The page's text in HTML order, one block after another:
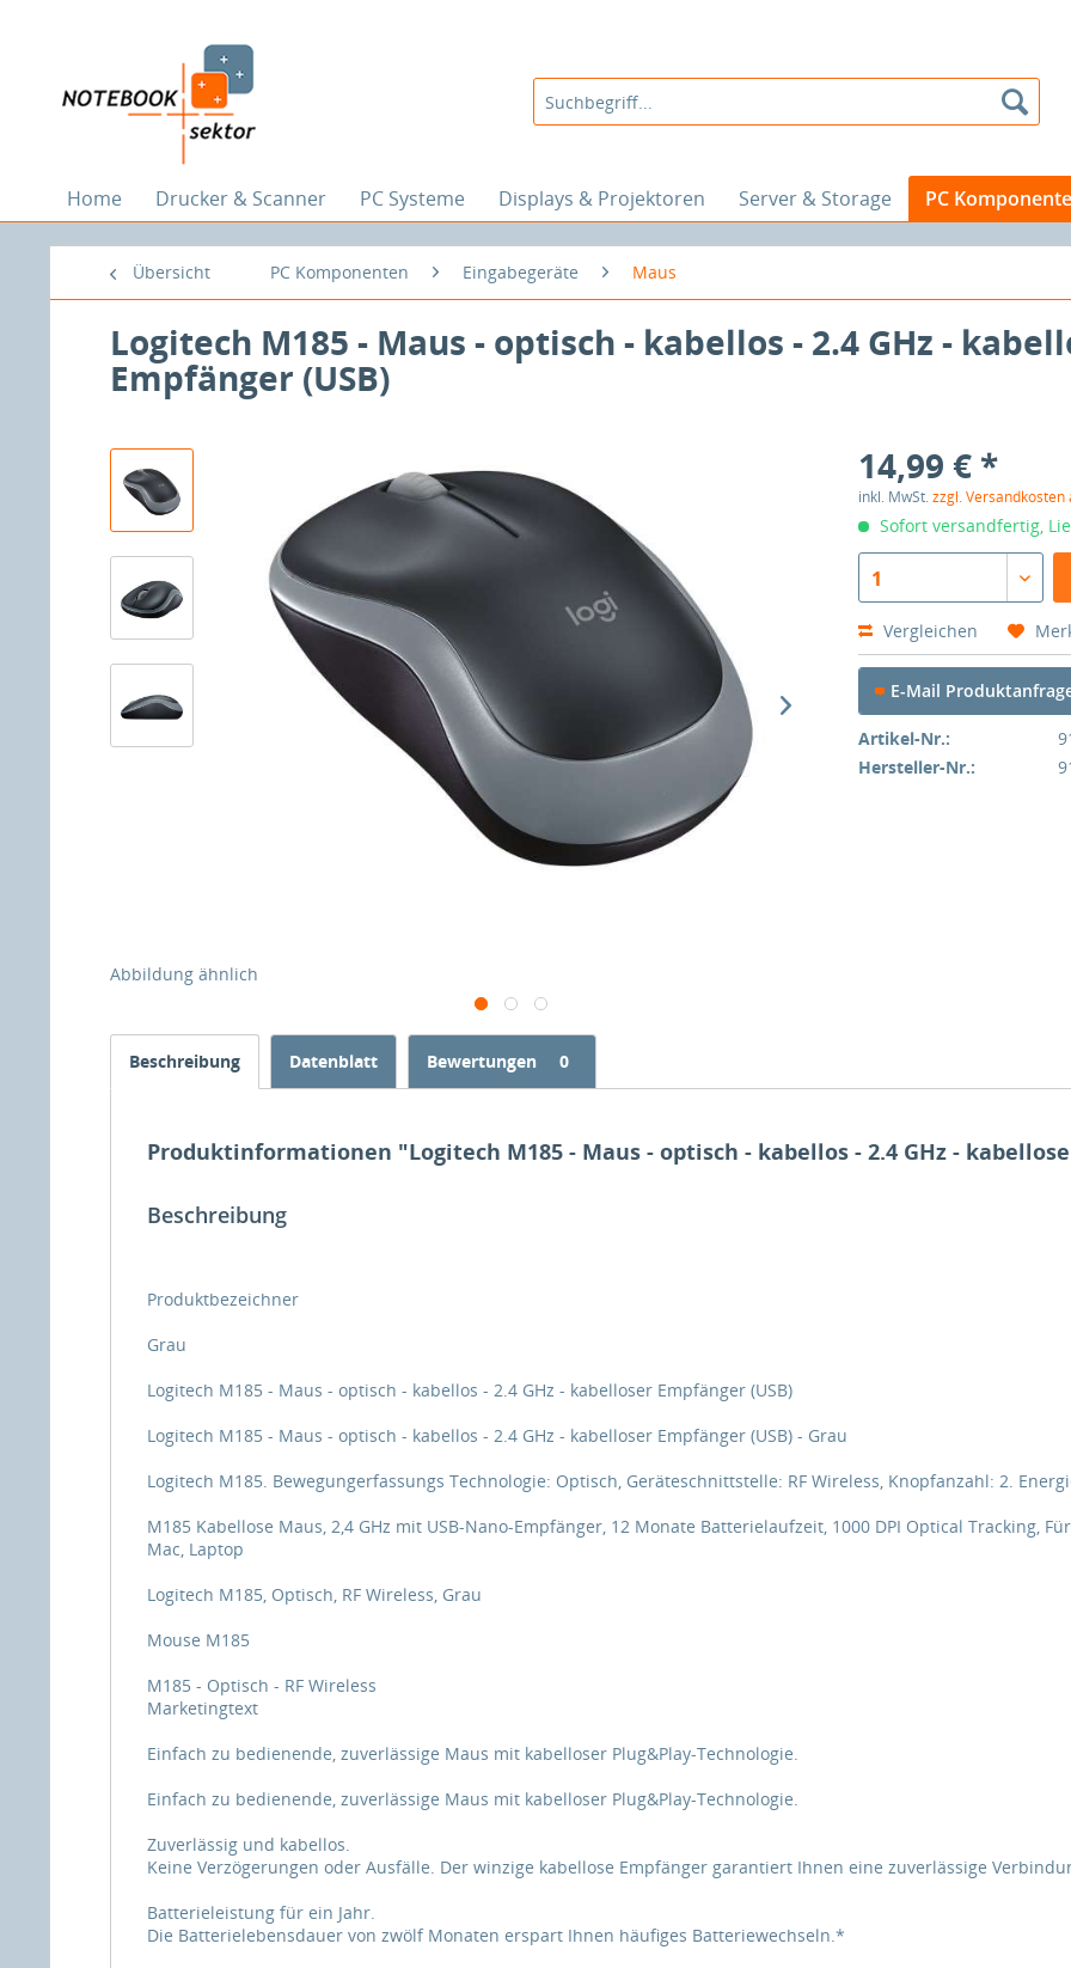
Home Drucker & Scanner PC Systeme Displays & Projektoren Server & Storage PC
Übersicht PC Komponenten Eingabegeräte Maus
Logitech M185 - Maus - optisch - kabellos - 2.4 GHz -
Empfänger (USB)
Abbildung ähnlich
14,99 € *
inkl. MwSt.zzgl. Versandkosten
Sofort versandfertig,
1
Vergleichen
E-Mail
Artikel-Nr.:
Hersteller-Nr.:
Beschreibung Datenblatt Bewertungen 0
Produktinformationen "Logitech M185 - Maus - optisch - kabellos - 2.4 GHz -
Beschreibung
Produktbezeichner
Grau
Logitech M185 - Maus - optisch - kabellos - 2.4 GHz - kabelloser Empfänger (USB)
Logitech M185 - Maus - optisch - kabellos - 2.4 GHz - kabelloser Empfänger (USB) - Grau
Logitech M185. Bewegungerfassungs Technologie: Optisch, Geräteschnittstelle: RF Wireless, Knopfanzahl: 2.
M185 Kabellose Maus, 2,4 GHz mit USB-Nano-Empfänger, 12 Monate Batterielaufzeit, 1000 DPI Optical Tracking,
Mac, Laptop
Logitech M185, Optisch, RF Wireless, Grau
Mouse M185
M185 - Optisch - RF Wireless
Marketingtext
Einfach zu bedienende, zuverlässige Maus mit kabelloser Plug&Play-Technologie.
Einfach zu bedienende, zuverlässige Maus mit kabelloser Plug&Play-Technologie.
Zuverlässig und kabellos.
Keine Verzögerungen oder Ausfälle. Der winzige kabellose Empfänger garantiert Ihnen eine zuverlässige
Batterieleistung für ein Jahr.
Die Batterielebensdauer von zwölf Monaten erspart Ihnen häufiges Batteriewechseln.*